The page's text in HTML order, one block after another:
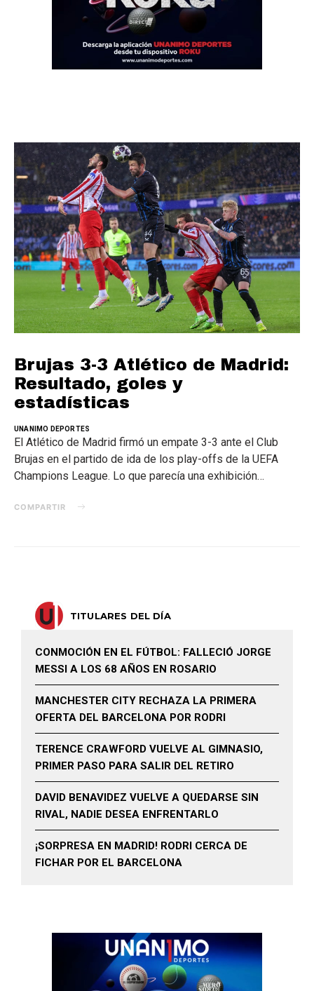
Brujas 3-3 Atlético de Madrid:
Resultado, goles y
estadísticas
UNANIMO DEPORTES
El Atlético de Madrid firmó un empate 3-3 ante el Club
Brujas en el partido de ida de los play-offs de la UEFA
Champions League. Lo que parecía una exhibición…
COMPARTIR
TITULARES DEL DÍA
CONMOCIÓN EN EL FÚTBOL: FALLECIÓ JORGE
MESSI A LOS 68 AÑOS EN ROSARIO
MANCHESTER CITY RECHAZA LA PRIMERA
OFERTA DEL BARCELONA POR RODRI
TERENCE CRAWFORD VUELVE AL GIMNASIO,
PRIMER PASO PARA SALIR DEL RETIRO
DAVID BENAVIDEZ VUELVE A QUEDARSE SIN
RIVAL, NADIE DESEA ENFRENTARLO
¡SORPRESA EN MADRID! RODRI CERCA DE
FICHAR POR EL BARCELONA